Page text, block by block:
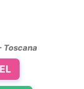
Toscana